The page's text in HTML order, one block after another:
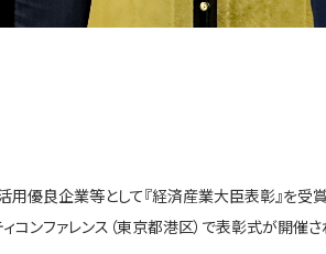
優良企業等として『経済産業大臣表彰』を受賞
コンファレンス（東京都港区）で表彰式が開